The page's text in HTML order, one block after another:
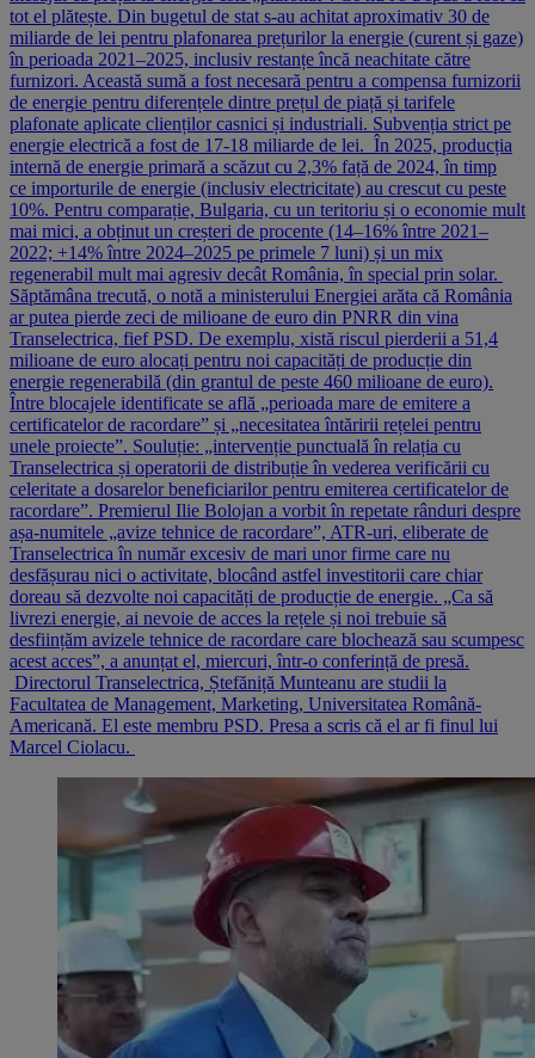
tot el plătește. Din bugetul de stat s-au achitat aproximativ 30 de
miliarde de lei pentru plafonarea prețurilor la energie (curent și gaze)
în perioada 2021–2025, inclusiv restanțe încă neachitate către
furnizori. Această sumă a fost necesară pentru a compensa furnizorii
de energie pentru diferențele dintre prețul de piață și tarifele
plafonate aplicate clienților casnici și industriali. Subvenția strict pe
energie electrică a fost de 17-18 miliarde de lei. În 2025, producția
internă de energie primară a scăzut cu 2,3% față de 2024, în timp
ce importurile de energie (inclusiv electricitate) au crescut cu peste
10%. Pentru comparație, Bulgaria, cu un teritoriu și o economie mult
mai mici, a obținut un creșteri de procente (14–16% între 2021–
2022; +14% între 2024–2025 pe primele 7 luni) și un mix
regenerabil mult mai agresiv decât România, în special prin solar.
Săptămâna trecută, o notă a ministerului Energiei arăta că România
ar putea pierde zeci de milioane de euro din PNRR din vina
Transelectrica, fief PSD. De exemplu, xistă riscul pierderii a 51,4
milioane de euro alocați pentru noi capacități de producție din
energie regenerabilă (din grantul de peste 460 milioane de euro).
Între blocajele identificate se află „perioada mare de emitere a
certificatelor de racordare” și „necesitatea întăririi rețelei pentru
unele proiecte”. Souluție: „intervenție punctuală în relația cu
Transelectrica și operatorii de distribuție în vederea verificării cu
celeritate a dosarelor beneficiarilor pentru emiterea certificatelor de
racordare”. Premierul Ilie Bolojan a vorbit în repetate rânduri despre
așa-numitele „avize tehnice de racordare”, ATR-uri, eliberate de
Transelectrica în număr excesiv de mari unor firme care nu
desfășurau nici o activitate, blocând astfel investitorii care chiar
doreau să dezvolte noi capacități de producție de energie. „Ca să
livrezi energie, ai nevoie de acces la rețele și noi trebuie să
desființăm avizele tehnice de racordare care blochează sau scumpesc
acest acces”, a anunțat el, miercuri, într-o conferință de presă.
Directorul Transelectrica, Ștefăniță Munteanu are studii la
Facultatea de Management, Marketing, Universitatea Română-
Americană. El este membru PSD. Presa a scris că el ar fi finul lui
Marcel Ciolacu.